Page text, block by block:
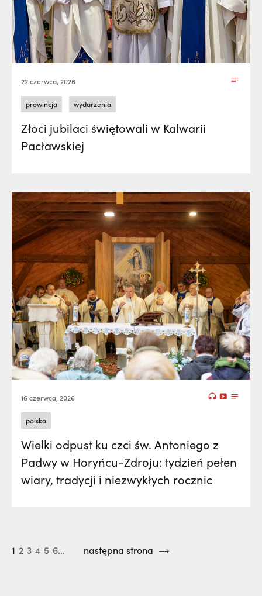
22 czerwca, 2026
prowincja wydarzenia
Złoci jubilaci świętowali w Kalwarii
Pacławskiej
16 czerwca, 2026
polska
Wielki odpust ku czci św. Antoniego z
Padwy w Horyńcu-Zdroju: tydzień pełen
wiary, tradycji i niezwykłych rocznic
1 2 3 4 5 6... następna strona